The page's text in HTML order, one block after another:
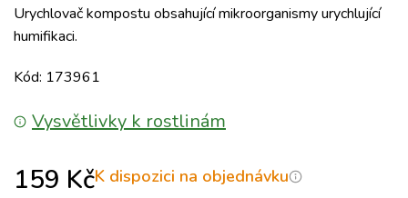
Urychlovač kompostu obsahující mikroorganismy urychlující
humifikaci.
Kód: 173961
Vysvětlivky k rostlinám
159 KčK dispozici na objednávku